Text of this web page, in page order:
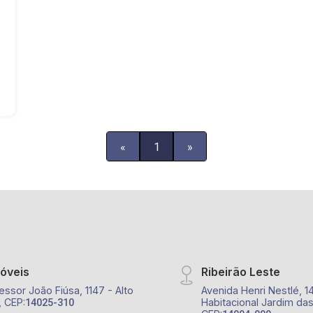
« 1 »
João Fiúsa, 1147 - Alto
14025-310
Ribeirão Leste
Avenida Henri Nestlé,
Habitacional Jardim